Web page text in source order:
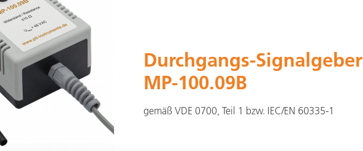
Durchgangs-Signalgeber
MP-100.09B
gemäß VDE 0700, Teil 1 bzw. IEC/EN 60335-1